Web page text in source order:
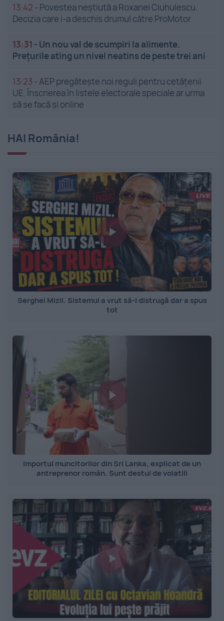
13:42 - Povestea neștiută a Roxanei Ciuhulescu.
Decizia care i-a deschis drumul către ProMotor
13:31 - Un nou val de scumpiri la alimente.
Prețurile ating un nivel neatins de peste trei ani
13:23 -AEP pregătește noi reguli pentru cetățenii
UE. Înscrierea în listele electorale speciale ar urma
să se facă și online
HAI România!
Serghei Mizil. Sistemul a vrut să-l distrugă dar a spus
tot
Importul muncitorilor din Sri Lanka, explicat de un
antreprenor român. Sunt destul de volatili